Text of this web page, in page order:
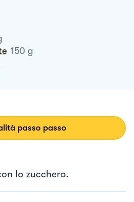
150 g
passo passo
lo zucchero.